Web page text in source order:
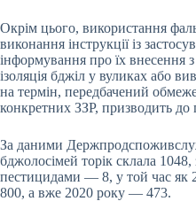
Окрім цього, використання
виконання інструкції із
інформування про їх внесення з
ізоляція бджіл у вуликах або
на термін, передбачений
конкретних ЗЗР, призводить до
За даними
бджолосімей торік склала
пестицидами — 8, у той час як
800, а вже 2020 року — 473.